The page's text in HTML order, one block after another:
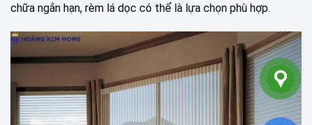
chữa ngắn hạn, rèm lá dọc có thể là lựa chọn phù hợp.